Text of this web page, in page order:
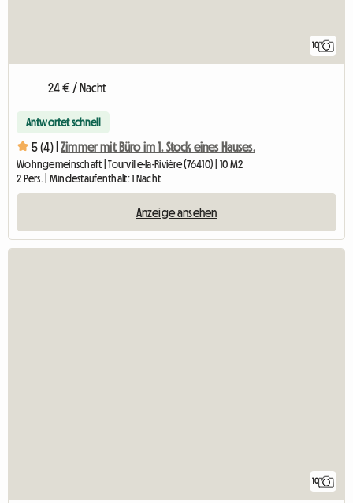
10
24 € / Nacht
Antwortet schnell
5 (4) | Zimmer mit Büro im 1. Stock eines Hauses.
Wohngemeinschaft | Tourville-la-Rivière (76410) | 10 M2
2 Pers. | Mindestaufenthalt: 1 Nacht
Anzeige ansehen
10